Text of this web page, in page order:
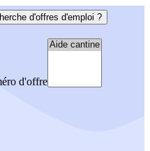
d'offres d'emploi ?
d'offre